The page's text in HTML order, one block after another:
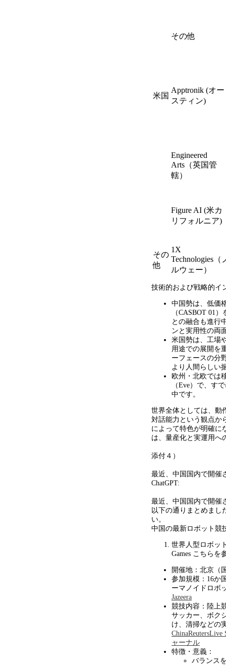
その他
米国
Apptronik (オー
スティン)
Engineered
Arts（英国管
轄）
Figure AI (米カ
リフォルニア)
その
他
1X
Technologies（
ルウェー）
技術的および戦略的イ
中国勢は、低価
（CASBOT 01 ）
との融合も進行
ンと実用性の両
米国勢は、工場
用途での展開を
ーフェースの分
より人間らしい
欧州・北欧では
（Eve）で、す
中です。
世界全体としては、動
対話能力という観点か
によって特色が明確に
は、量産化と実運用へ
添付４）
最近、中国国内で開催
ChatGPT:
最近、中国国内で開催
以下の通りまとめまし
い。
中国の最新ロボット競
世界人型ロボッ
Games こちらを
開催地：北京（
参加規模： 16か
ーマノイドロボ
Jazeera
競技内容：陸上
サッカー、ボク
け、清掃などの
ChinaReutersLive
ャーナル
特徴・意義：
バランス